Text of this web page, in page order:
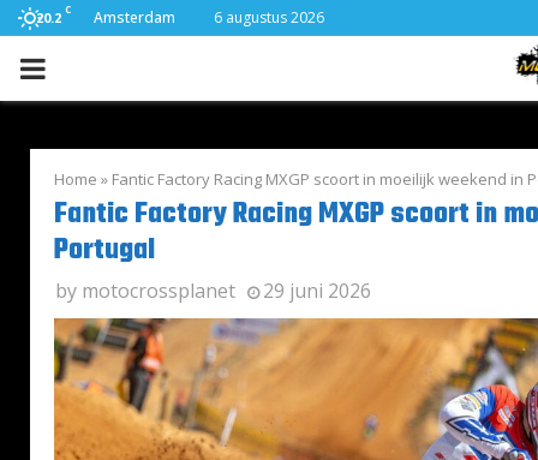
20.2 C Amsterdam 6 augustus 2026
PRIMARY
Home » Fantic Factory Racing MXGP scoort in moeilijk weekend in
Fantic Factory Racing MXGP scoort in
Portugal
by motocrossplanet 29 juni 2026